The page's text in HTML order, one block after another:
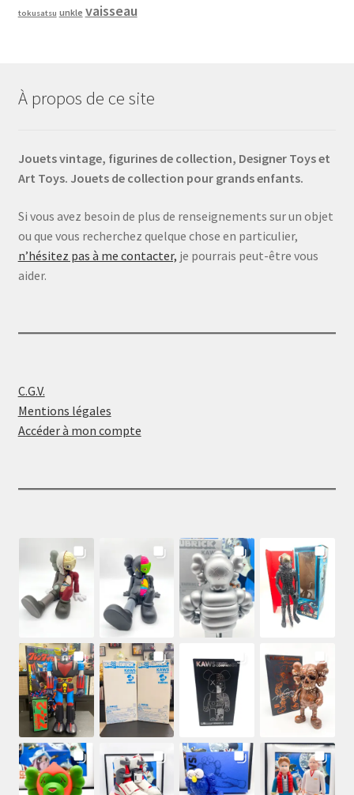
tokusatsu unkle vaisseau
À propos de ce site
Jouets vintage, figurines de collection, Designer Toys et
Art Toys. Jouets de collection pour grands enfants.
Si vous avez besoin de plus de renseignements sur un objet
ou que vous recherchez quelque chose en particulier,
n’hésitez pas à me contacter, je pourrais peut-être vous
aider.
C.G.V.
Mentions légales
Accéder à mon compte